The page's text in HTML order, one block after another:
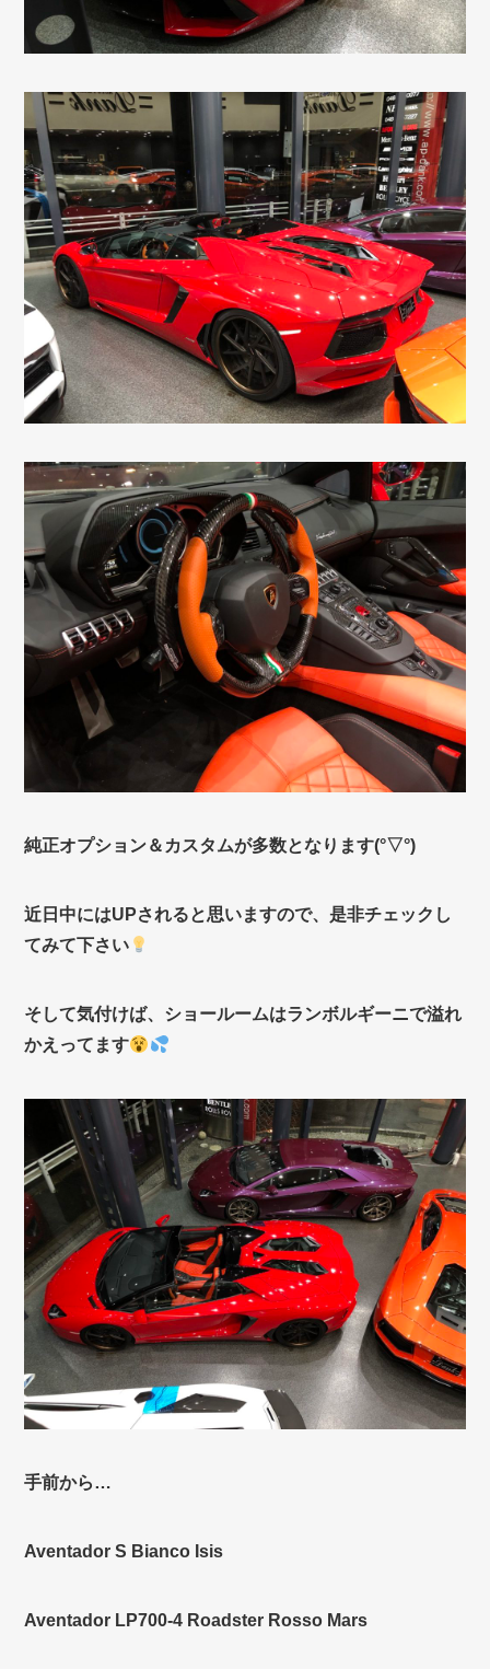
純正オプション＆カスタムが多数となります(°▽°)
近日中にはUPされると思いますので、是非チェックし
てみて下さい
そして気付けば、ショールームはランボルギーニで溢れ
かえってます
手前から…
Aventador S Bianco Isis
Aventador LP700-4 Roadster Rosso Mars